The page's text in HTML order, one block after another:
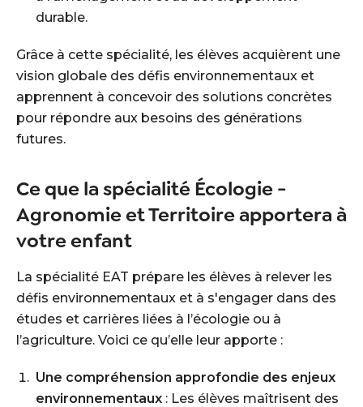
durable.
Grâce à cette spécialité, les élèves acquièrent une
vision globale des défis environnementaux et
apprennent à concevoir des solutions concrètes
pour répondre aux besoins des générations
futures.
Ce que la spécialité Écologie -
Agronomie et Territoire apportera à
votre enfant
La spécialité EAT prépare les élèves à relever les
défis environnementaux et à s'engager dans des
études et carrières liées à l’écologie ou à
l’agriculture. Voici ce qu’elle leur apporte :
Une compréhension approfondie des enjeux
environnementaux : Les élèves maîtrisent des